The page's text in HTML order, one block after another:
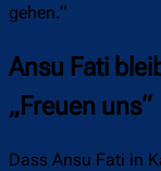
gehen.“
Ansu Fati
„Freuen uns“
Dass Ansu Fati in